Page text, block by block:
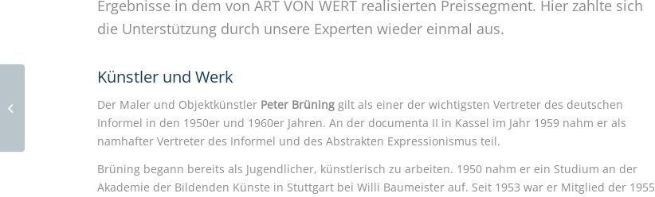
Ergebnisse in dem von ART VON WERT realisierten Preissegment. Hier zahlte sich
die Unterstützung durch unsere Experten wieder einmal aus.
Künstler und Werk
Der Maler und Objektkünstler Peter Brüning gilt als einer der wichtigsten Vertreter des deutschen
Informel in den 1950er und 1960er Jahren. An der documenta II in Kassel im Jahr 1959 nahm er als
namhafter Vertreter des Informel und des Abstrakten Expressionismus teil.
Brüning begann bereits als Jugendlicher, künstlerisch zu arbeiten. 1950 nahm er ein Studium an der
Akademie der Bildenden Künste in Stuttgart bei Willi Baumeister auf. Seit 1953 war er Mitglied der 1955
Rosemarie Trockel